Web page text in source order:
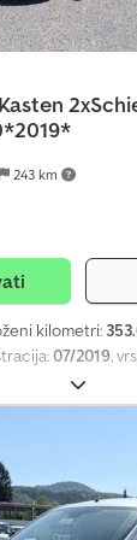
243 km
kilometri:
07/2019,
, vrsta prenosa:
3, Leto
Boxer BlueHDi
35 VIN:
BlueHDi
Agszqi